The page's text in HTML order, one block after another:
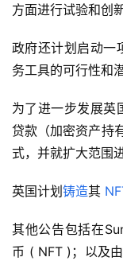
方面进行试验和创
政府还计划启动一
务工具的可行性和
为了进一步发展英
贷款（加密资产持
式，并就扩大范围
英国计划铸造其
其他公告包括在
币 ( NFT )；以及